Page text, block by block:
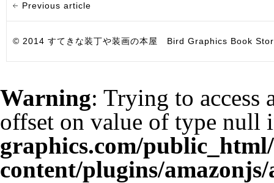
Previous article
© 2014 すてきな装丁や装画の本屋 Bird Graphics Book
Warning: Trying to access
offset on value of type null
graphics.com/
content/plugins/